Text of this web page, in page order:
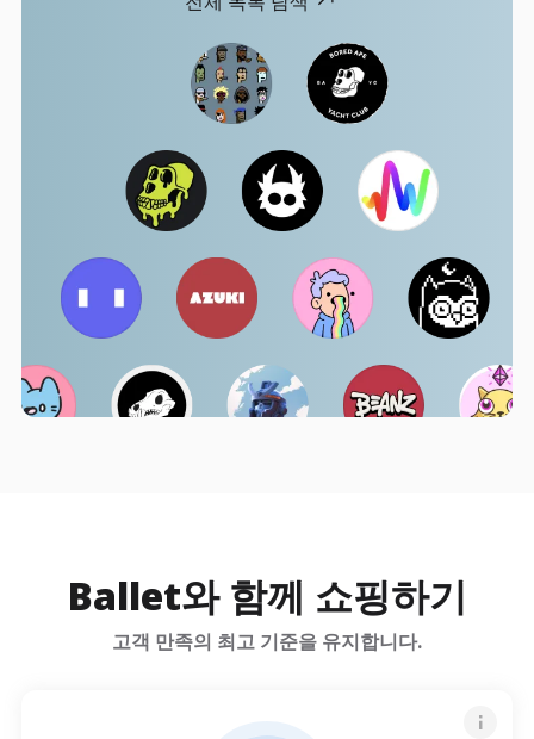
Ballet와 함께 쇼핑하기
고객 만족의 최고 기준을 유지합니다.